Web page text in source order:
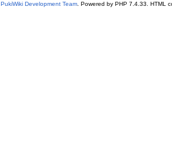
PukiWiki Development Team. Powered by PHP 7.4.33. HTML